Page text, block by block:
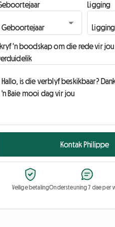
Ligging
'n boodskap om die rede vir
Kontak Philippe
Veilige betalingOndersteuning 7 dae per